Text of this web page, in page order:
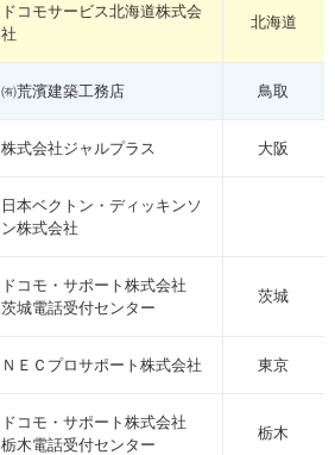
ドコモサービス北海道株式会
社
北海道
㈲荒濱建築工務店 鳥取
株式会社ジャルプラス 大阪
日本ベクトン・ディッキンソ
ン株式会社
ドコモ・サポート株式会社
茨城電話受付センター
茨城
ＮＥＣプロサポート株式会社 東京
ドコモ・サポート株式会社
栃木電話受付センター
栃木